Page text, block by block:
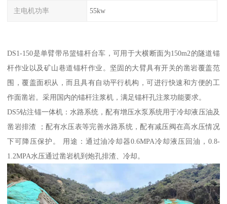
主电机功率 55kw
DS1-150是单臂带吊篮锚杆台车，可用于大横断面为150m2的隧道锚
杆作业以及矿山巷道锚杆作业。坚固的大臂具有开关的凿岩覆盖范
围，覆盖面积从，而且具有自动平行机构，可进行快速和方便的工
作面凿岩。采用国内的锚杆注浆机，满足锚杆孔注浆功能要求。
DS5钻注锚一体机：水路系统，配有增压水泵系统用于冷却液压油及
凿岩排渣 ；配有水压表等完善水路系统，配有减压阀在高水压情况
下可降压保护。 用途：通过油冷却器0.6MPA冷却液压回油，0.8-
1.2MPA水压通过凿岩机到炮孔排渣、冷却。